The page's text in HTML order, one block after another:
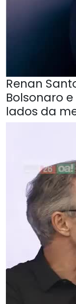
Renan
Bolsonaro
lados da